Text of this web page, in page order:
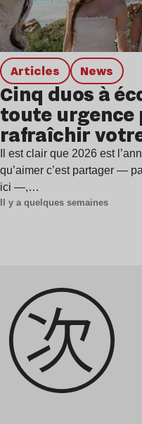
Articles news
Cinq duos à
toute urgence
rafraîchir
estivale
Il est clair que 2026 est
qu’aimer c’est partager —
ici —,…
Il y a quelques semaines